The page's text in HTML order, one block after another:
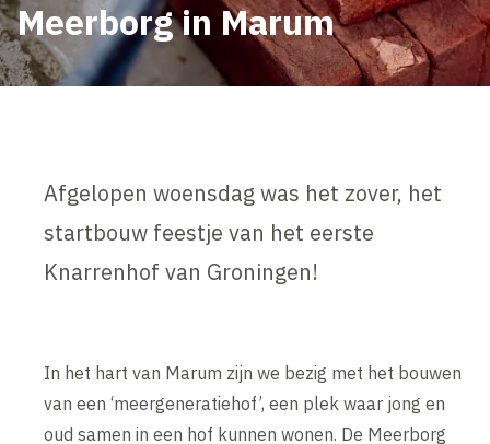
Meerborg in Marum
Afgelopen woensdag was het zover, het
startbouw feestje van het eerste
Knarrenhof van Groningen!
In het hart van Marum zijn we bezig met het bouwen
van een ‘meergeneratiehof’, een plek waar jong en
oud samen in een hof kunnen wonen. De Meerborg